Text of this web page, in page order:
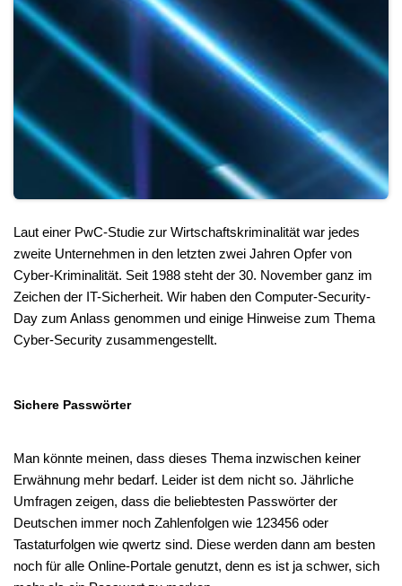
Laut einer PwC-Studie zur Wirtschaftskriminalität war jedes
zweite Unternehmen in den letzten zwei Jahren Opfer von
Cyber-Kriminalität. Seit 1988 steht der 30. November ganz im
Zeichen der IT-Sicherheit. Wir haben den Computer-Security-
Day zum Anlass genommen und einige Hinweise zum Thema
Cyber-Security zusammengestellt.
Sichere Passwörter
Man könnte meinen, dass dieses Thema inzwischen keiner
Erwähnung mehr bedarf. Leider ist dem nicht so. Jährliche
Umfragen zeigen, dass die beliebtesten Passwörter der
Deutschen immer noch Zahlenfolgen wie 123456 oder
Tastaturfolgen wie qwertz sind. Diese werden dann am besten
noch für alle Online-Portale genutzt, denn es ist ja schwer, sich